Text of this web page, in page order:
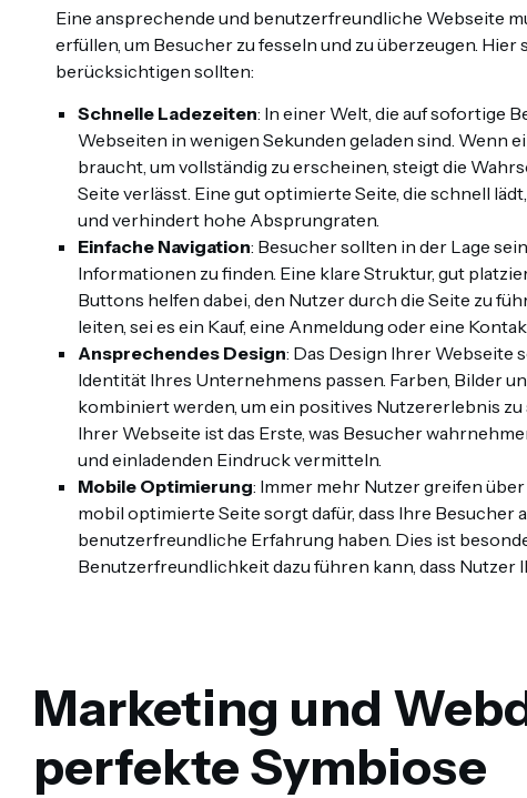
Eine ansprechende und benutzerfreundliche Webseite
erfüllen, um Besucher zu fesseln und zu überzeugen.
berücksichtigen sollten:
Schnelle Ladezeiten: In einer Welt, die auf sofortige
Webseiten in wenigen Sekunden geladen sind. Wenn
braucht, um vollständig zu erscheinen, steigt die
Seite verlässt. Eine gut optimierte Seite, die schnell
und verhindert hohe Absprungraten.
Einfache Navigation: Besucher sollten in der Lage
Informationen zu finden. Eine klare Struktur, gut
Buttons helfen dabei, den Nutzer durch die Seite zu
leiten, sei es ein Kauf, eine Anmeldung oder eine
Ansprechendes Design: Das Design Ihrer Webseite
Identität Ihres Unternehmens passen. Farben, Bilder
kombiniert werden, um ein positives Nutzererlebnis zu
Ihrer Webseite ist das Erste, was Besucher
und einladenden Eindruck vermitteln.
Mobile Optimierung: Immer mehr Nutzer greifen
mobil optimierte Seite sorgt dafür, dass Ihre Besucher
benutzerfreundliche Erfahrung haben. Dies ist
Benutzerfreundlichkeit dazu führen kann, dass Nutzer
Marketing und
perfekte Symbiose